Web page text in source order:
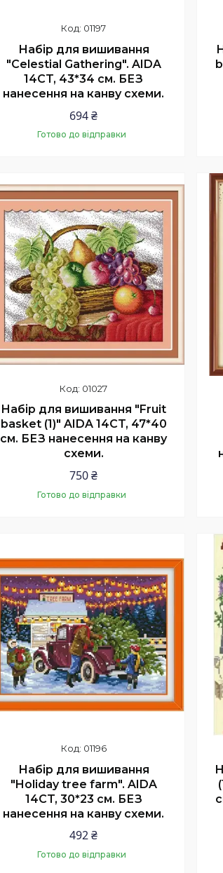
01197
Набір для вишивання
"Celestial Gathering". AIDA
14CT, 43*34 см. БЕЗ
нанесення на канву схеми.
694 ₴
Готово до відправки
01027
Набір для вишивання "Fruit
basket (1)" AIDA 14CT, 47*40
см. БЕЗ нанесення на канву
схеми.
750 ₴
Готово до відправки
01196
Набір для вишивання
"Holiday tree farm". AIDA
14CT, 30*23 см. БЕЗ
нанесення на канву схеми.
492 ₴
Готово до відправки